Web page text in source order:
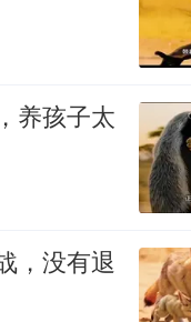
养孩子太
，没有退